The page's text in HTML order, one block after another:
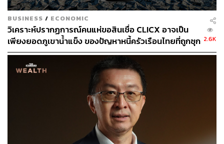
สุรพลคาดว่า หนี้เสียที่ตอนนี้ทะลุ 1.15 ล้านล้านบาทแล้ว คาด
ว่าจะปรับตัวขึ้นต่อเนื่องไปสู่ระดับ 1.2 ล้านล้านบาทใน
ไตรมาสที่ 3 ของปีนี้ ซึ่งถือเป็นจำนวนสูงสุดเป็นประวัติการณ์
เนื่องจากการปรับโครงสร้างหนี้มีแนวโน้มทำได้ยากขึ้น เนื่อง
มาจากรายได้ของผู้คนเพิ่มไม่เพียงพอ
ทั้งนี้ เศรษฐกิจไทยไตรมาสแรกขยายตัว 1.5% เท่านั้น ขณะที่
GDP ไตรมาส 2 ซึ่งจะประกาศวันที่ 19 สิงหาคมนี้ หลายฝ่าย
รวมถึงธนาคารแห่งประเทศไทย และสำนักงานเศรษฐกิจการ
คลัง (สศค.) คาดว่า จะขยายตัวได้ราว 2% ส่วน GDP ทั้งปี
2567 นักเศรษฐศาสตร์หลายสำนักประเมินว่าไม่น่าเกิน 3%
BUSINESS / ECONOMIC
วิเคราะห์ปรากฏการณ์คนแห่ขอสินเชื่อ CLICX อาจเป็น
เพียงยอดภูเขาน้ำแข็ง ของปัญหาหนี้ครัวเรือนไทยที่ถูกซุก
ไว้
2.6K